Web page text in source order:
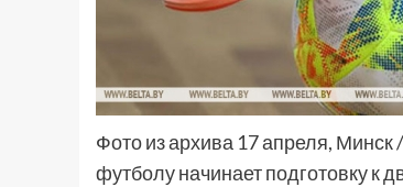
Фото из архива 17 апреля,
футболу начинает подготовку к